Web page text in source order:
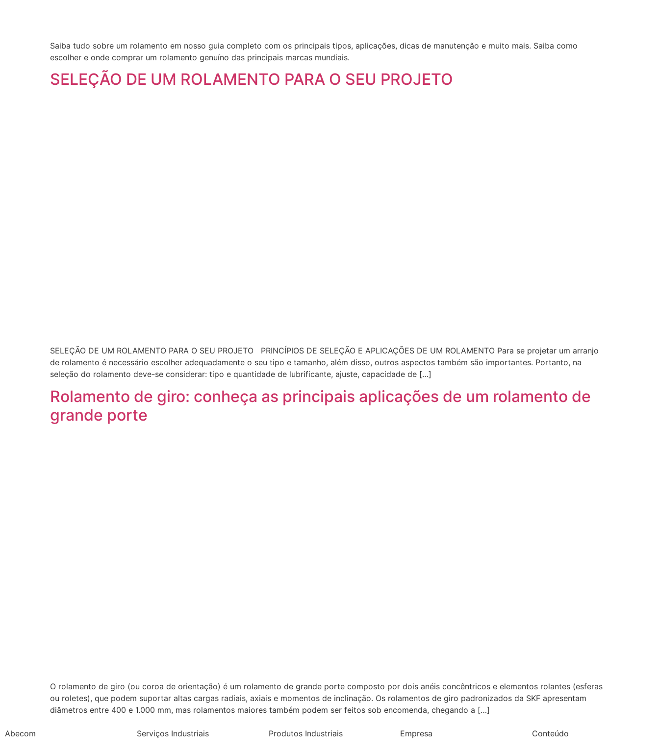
Saiba tudo sobre um rolamento em nosso guia completo com os principais tipos, aplicações, dicas de manutenção e muito mais. Saiba como
escolher e onde comprar um rolamento genuíno das principais marcas mundiais.
SELEÇÃO DE UM ROLAMENTO PARA O SEU PROJETO
SELEÇÃO DE UM ROLAMENTO PARA O SEU PROJETO PRINCÍPIOS DE SELEÇÃO E APLICAÇÕES DE UM ROLAMENTO Para se projetar um arranjo
de rolamento é necessário escolher adequadamente o seu tipo e tamanho, além disso, outros aspectos também são importantes. Portanto, na
seleção do rolamento deve-se considerar: tipo e quantidade de lubrificante, ajuste, capacidade de […]
Rolamento de giro: conheça as principais aplicações de um rolamento de
grande porte
O rolamento de giro (ou coroa de orientação) é um rolamento de grande porte composto por dois anéis concêntricos e elementos rolantes (esferas
ou roletes), que podem suportar altas cargas radiais, axiais e momentos de inclinação. Os rolamentos de giro padronizados da SKF apresentam
diâmetros entre 400 e 1.000 mm, mas rolamentos maiores também podem ser feitos sob encomenda, chegando a […]
Abecom Serviços Industriais Produtos Industriais Empresa Conteúdo